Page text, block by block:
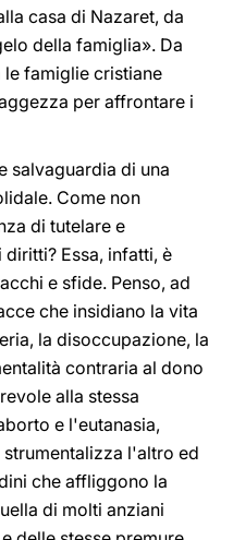
casa di Nazaret, da
della famiglia». Da
famiglie cristiane
per affrontare i
salvaguardia di una
Come non
di tutelare e
Essa, infatti, è
e sfide. Penso, ad
che insidiano la vita
la disoccupazione, la
contraria al dono
alla stessa
e l'eutanasia,
l'altro ed
che affliggono la
di molti anziani